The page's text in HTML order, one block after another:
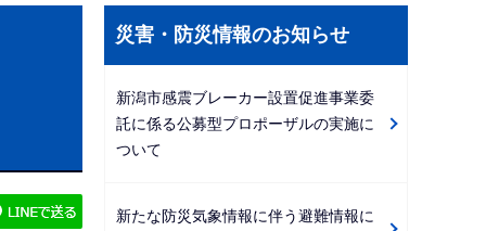
サ
ブ
ビ
災害・防災情報のお知らせ
新潟市感震ブレーカー設置促進事業委
託に係る公募型プロポーザルの実施に
ついて
新たな防災気象情報に伴う避難情報に